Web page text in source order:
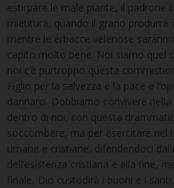
estirpare le male piante, il padrone
mietitura, quando il grano produrrà
mentre le erbacce velenose
capito molto bene. Noi siamo quel
noi c’è purtroppo questa
Figlio per la salvezza e la pace e
dannarci. Dobbiamo convivere
dentro di noi, con questa
soccombere, ma per esercitare nel
umane e cristiane, difendendoci
dell’esistenza cristiana e alla fine,
finale, Dio custodirà i buoni e i